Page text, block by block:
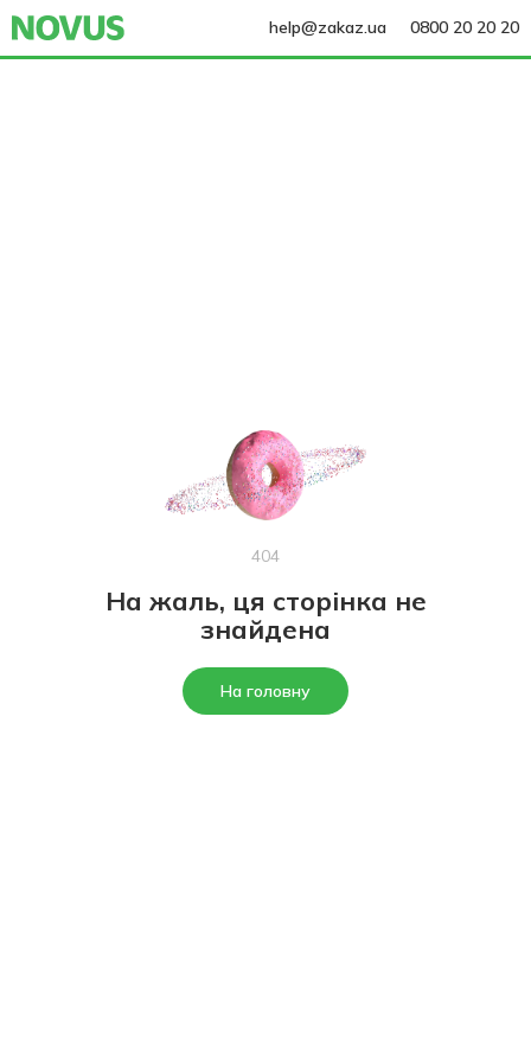
help@zakaz.ua 0800 20 20 20
404
На жаль, ця сторінка не
знайдена
На головну